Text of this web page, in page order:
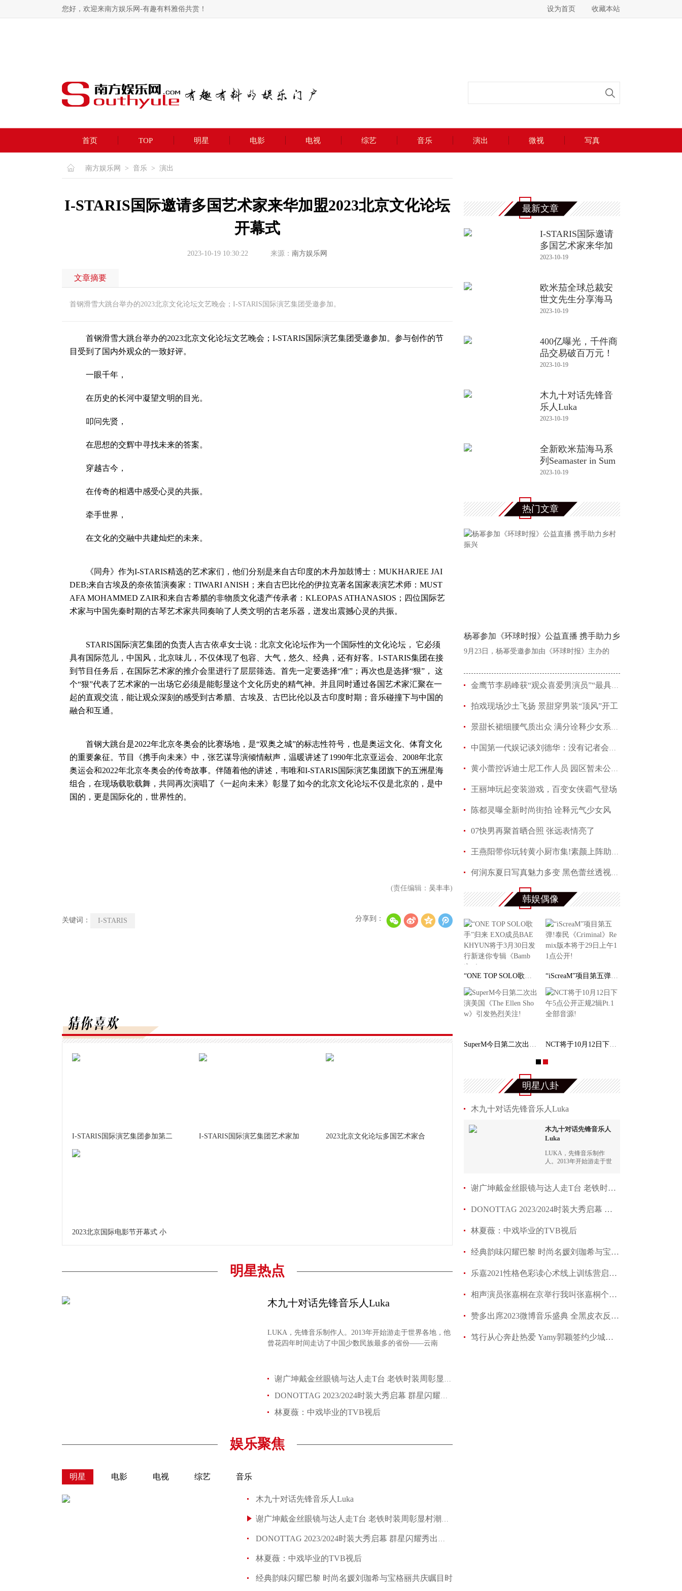
您好，欢迎来南方娱乐网-有趣有料雅俗共赏！ 设为首页 收藏本站
首页 TOP 明星 电影 电视 综艺 音乐 演出 微视 写真
南方娱乐网 > 音乐 > 演出
I-STARIS国际邀请多国艺术家来华加盟2023北京文化论坛
开幕式
2023-10-19 10:30:22 来源： 南方娱乐网
文章摘要
首钢滑雪大跳台举办的2023北京文化论坛文艺晚会；I-STARIS国际演艺集团受邀参加。
首钢滑雪大跳台举办的2023北京文化论坛文艺晚会；I-STARIS国际演艺集团受邀参加。参与创作的节
目受到了国内外观众的一致好评。
一眼千年，
在历史的长河中凝望文明的目光。
叩问先贤，
在思想的交辉中寻找未来的答案。
穿越古今，
在传奇的相遇中感受心灵的共振。
牵手世界，
在文化的交融中共建灿烂的未来。
《同舟》作为I-STARIS精选的艺术家们，他们分别是来自古印度的木丹加鼓博士：MUKHARJEE JAI
DEB;来自古埃及的奈依笛演奏家：TIWARI ANISH；来自古巴比伦的伊拉克著名国家表演艺术师：MUST
AFA MOHAMMED ZAIR和来自古希腊的非物质文化遗产传承者：KLEOPAS ATHANASIOS；四位国际艺
术家与中国先秦时期的古琴艺术家共同奏响了人类文明的古老乐器，迸发出震撼心灵的共振。
STARIS国际演艺集团的负责人吉古依卓女士说：北京文化论坛作为一个国际性的文化论坛， 它必须
具有国际范儿，中国风，北京味儿，不仅体现了包容、大气，悠久、经典，还有好客。I-STARIS集团在接
到节目任务后，在国际艺术家的推介会里进行了层层筛选。首先一定要选择“准”；再次也是选择“狠”， 这
个“狠”代表了艺术家的一出场它必须是能彰显这个文化历史的精气神。并且同时通过各国艺术家汇聚在一
起的直观交流，能让观众深刻的感受到古希腊、古埃及、古巴比伦以及古印度时期；音乐碰撞下与中国的
融合和互通。
首钢大跳台是2022年北京冬奥会的比赛场地，是“双奥之城”的标志性符号，也是奥运文化、体育文化
的重要象征。节目《携手向未来》中，张艺谋导演倾情献声，温暖讲述了1990年北京亚运会、2008年北京
奥运会和2022年北京冬奥会的传奇故事。伴随着他的讲述，韦唯和I-STARIS国际演艺集团旗下的五洲星海
组合，在现场载歌载舞，共同再次演唱了《一起向未来》彰显了如今的北京文化论坛不仅是北京的，是中
国的，更是国际化的，世界性的。
(责任编辑： 吴丰丰)
关键词： I-STARIS 分享到：
I-STARIS国际演艺集团参加第二 I-STARIS国际演艺集团艺术家加 2023北京文化论坛多国艺术家合
2023北京国际电影节开幕式 小
明星热点
木九十对话先锋音乐人Luka
LUKA，先锋音乐制作人。2013年开始游走于世界各地，他
曾花四年时间走访了中国少数民族最多的省份——云南
谢广坤戴金丝眼镜与达人走T台 老铁时装周彰显村潮之美
DONOTTAG 2023/2024时装大秀启幕 群星闪耀秀出新风尚
林夏薇：中戏毕业的TVB视后
娱乐聚焦
明星 电影 电视 综艺 音乐
木九十对话先锋音乐人Luka
谢广坤戴金丝眼镜与达人走T台 老铁时装周彰显村潮之美
DONOTTAG 2023/2024时装大秀启幕 群星闪耀秀出新风尚
林夏薇：中戏毕业的TVB视后
经典韵味闪耀巴黎 时尚名媛刘珈希与宝格丽共庆瞩目时
最新文章
I-STARIS国际邀请
多国艺术家来华加
盟2023北
2023-10-19
欧米茄全球总裁安
世文先生分享海马
系列 Sea
2023-10-19
400亿曝光，千件商
品交易破百万元！
「抖音国庆
2023-10-19
木九十对话先锋音
乐人Luka
2023-10-19
全新欧米茄海马系
列Seamaster in Sum
mer Bl
2023-10-19
热门文章
杨幂参加《环球时报》公益直播 携手助力乡
9月23日，杨幂受邀参加由《环球时报》主办的
金鹰节李易峰获“观众喜爱男演员”“最具人气男演
拍戏现场沙土飞扬 景甜穿男装“顶风”开工
景甜长裙细腰气质出众 满分诠释少女系优雅
中国第一代娱记谈刘德华：没有记者会不喜欢他
黄小蕾控诉迪士尼工作人员 园区暂未公开回应当事
王丽坤玩起变装游戏，百变女侠霸气登场
陈都灵曝全新时尚街拍 诠释元气少女风
07快男再聚首晒合照 张远表情亮了
王燕阳带你玩转黄小厨市集!素颜上阵助力嫣然天使
何润东夏日写真魅力多变 黑色蕾丝透视西装性感吸
满屏长腿称霸夏天 马思纯机场演绎freestyle
韩娱偶像
权俞利亲自剧透《Bossam - Steal the Fate》下
“Double Million Seller”NCT DREAM专辑《味 ( NCT 127日本迷你专辑《LOVEHOLIC》荣登Oricon专
“ONE TOP SOLO歌手”归来 EXO成员BAEKHYUN将于
SuperM今日第二次出演美国《The Ellen Show》引
明星八卦
木九十对话先锋音乐人Luka
木九十对话先锋音乐人
Luka
LUKA，先锋音乐制作
人。2013年开始游走于世
的省份——云南
谢广坤戴金丝眼镜与达人走T台 老铁时装周彰显村
DONOTTAG 2023/2024时装大秀启幕 群星闪耀秀出
林夏薇：中戏毕业的TVB视后
经典韵味闪耀巴黎 时尚名媛刘珈希与宝格丽共庆
乐嘉2021性格色彩读心术线上训练营启动，全网心理
相声演员张嘉桐在京举行我叫张嘉桐个人相声专场
赞多出席2023微博音乐盛典 全黑皮衣反季节穿搭
笃行从心奔赴热爱 Yamy郭颖签约少城时代